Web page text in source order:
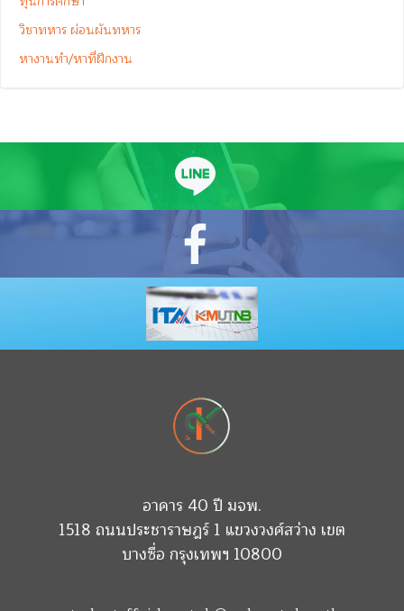
วิชาทหาร ผ่อนผันทหาร
หางานทำ/หาที่ฝึกงาน
อาคาร 40 ปี มจพ.
1518 ถนนประชาราษฎร์ 1 แขวงวงศ์สว่าง เขต
บางซื่อ กรุงเทพฯ 10800